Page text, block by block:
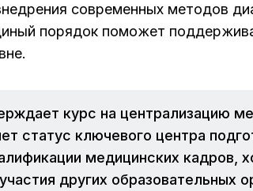
современных методов
порядок поможет
курс на централизацию
статус ключевого центра
медицинских кадров,
других образовательных